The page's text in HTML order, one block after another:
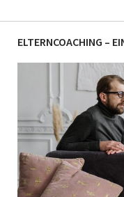
ELTERNCOACHING –